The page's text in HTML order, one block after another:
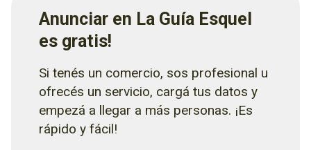
Anunciar en La Guía Esquel
es gratis!
Si tenés un comercio, sos profesional u
ofrecés un servicio, cargá tus datos y
empezá a llegar a más personas. ¡Es
rápido y fácil!